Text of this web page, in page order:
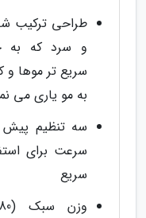
طراحی ترکیب
و سرد که
سریع تر موها
به مو یاری می
سه تنظیم
سرعت برای
سریع